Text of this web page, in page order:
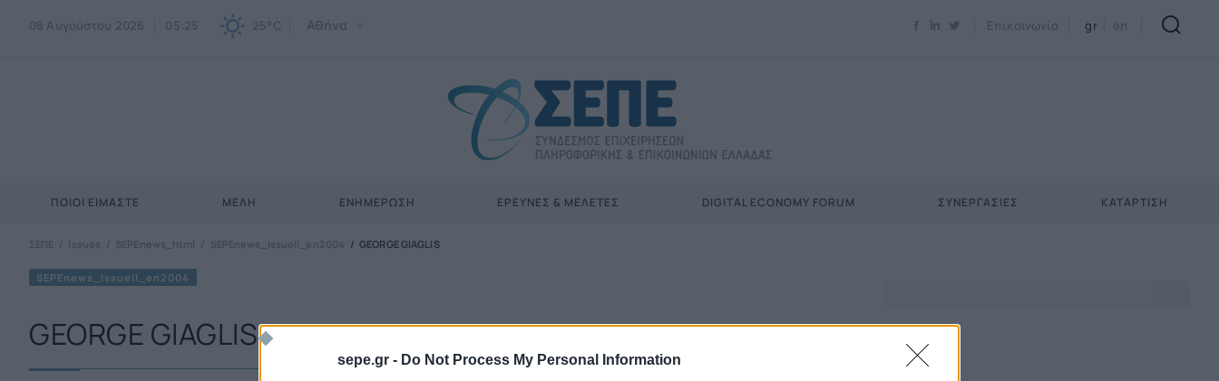
sepe.gr - Do Not Process My Personal Information
08 Αυγούστου 2026 05:25 25°C Αθήνα Επικοινωνία gr en
ΠΟΙΟΙ ΕΊΜΑΣΤΕ ΜΈΛΗ ΕΝΗΜΕΡΩΣΗ ΈΡΕΥΝΕΣ & ΜΕΛΈΤΕΣ DIGITAL ECONOMY FORUM ΣΥΝΕΡΓΑΣΊΕΣ ΚΑΤΆΡΤΙΣΗ
ΣΕΠΕ Issues SEPEnews_html SEPEnews_IssueII_en2004 GEORGE GIAGLIS
SEPEnews_IssueII_en2004
GEORGE GIAGLIS
Newsletter Email*